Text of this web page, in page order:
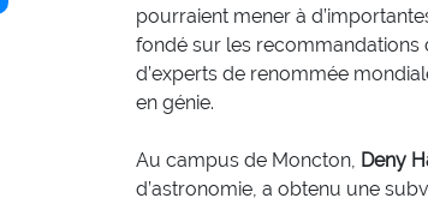
pourraient mener à
fondé sur les recommandations
d’experts de renommée
en génie.
Au campus de Moncton, Deny
d’astronomie, a obtenu une